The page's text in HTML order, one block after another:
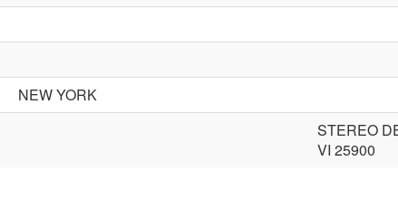
NEW YORK
STEREO
VI 25900